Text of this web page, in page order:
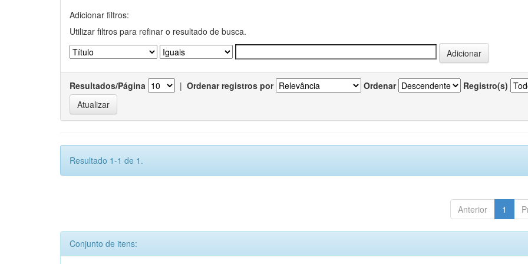
Adicionar filtros:
Utilizar filtros para refinar o resultado de busca.
Resultados/Página | Ordenar registros por Ordenar Registro(s)
Resultado 1-1 de 1.
Anterior 1
Conjunto de itens: